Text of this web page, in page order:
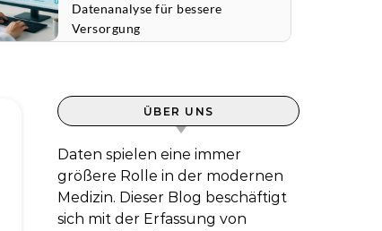
Datenanalyse für bessere
Versorgung
ÜBER UNS
Daten spielen eine immer
größere Rolle in der modernen
Medizin. Dieser Blog beschäftigt
sich mit der Erfassung von